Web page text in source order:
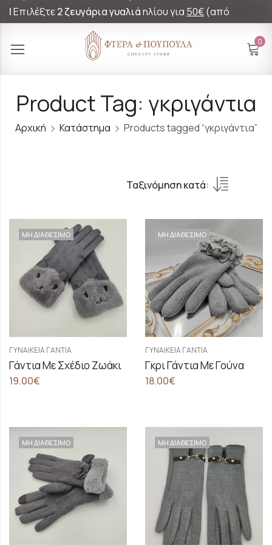
|Επιλέξτε2 ζευγάρια γυαλιάηλίου για 50€(από
0
Product Tag: γκριγάντια
Αρχική Κατάστημα Products tagged “γκριγάντια”
Ταξινόμηση κατά:
ΜΗ ΔΙΑΘΕΣΙΜΟ
ΓΥΝΑΙΚΕΊΑ ΓΆΝΤΙΑ
Γάντια Με Σχέδιο Ζωάκι
19.00€
ΜΗ ΔΙΑΘΕΣΙΜΟ
ΓΥΝΑΙΚΕΊΑ ΓΆΝΤΙΑ
Γκρι Γάντια Με Γούνα
18.00€
ΜΗ ΔΙΑΘΕΣΙΜΟ ΜΗ ΔΙΑΘΕΣΙΜΟ